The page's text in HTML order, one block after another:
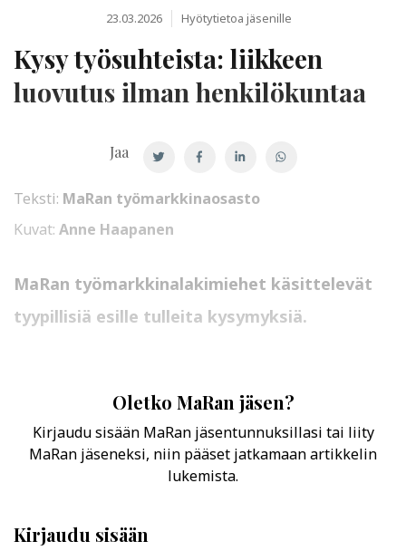
23.03.2026 Hyötytietoa jäsenille
Kysy työsuhteista: liikkeen
luovutus ilman henkilökuntaa
Teksti: MaRan työmarkkinaosasto
Kuvat: Anne Haapanen
MaRan työmarkkinalakimiehet käsittelevät
tyypillisiä esille tulleita kysymyksiä.
Jaa
Oletko MaRan jäsen?
Kirjaudu sisään MaRan jäsentunnuksillasi tai liity
MaRan jäseneksi, niin pääset jatkamaan artikkelin
lukemista.
Kirjaudu sisään